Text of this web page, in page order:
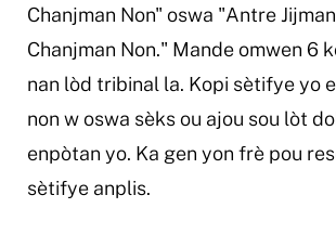
Chanjman Non" oswa "Antre
Chanjman Non." Mande omwen 6
nan lòd tribinal la. Kopi sètifye yo
non w oswa sèks ou ajou sou lòt
enpòtan yo. Ka gen yon frè pou
sètifye anplis.